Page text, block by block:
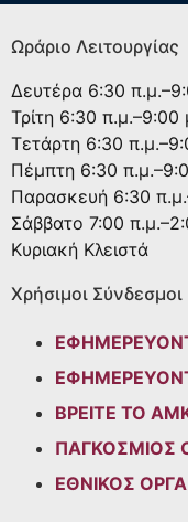
Ωράριο Λειτουργίας
Δευτέρα 6:30
Τρίτη 6:30 π.μ.–9:00
Τετάρτη 6:30
Πέμπτη 6:30
Παρασκευή 6:30
Σάββατο 7:00
Κυριακή Κλειστά
Χρήσιμοι Σύνδεσμοι
ΒΡΕΙΤΕ ΤΟ
ΠΑΓΚΟΣΜΙΟΣ
ΕΘΝΙΚΟΣ